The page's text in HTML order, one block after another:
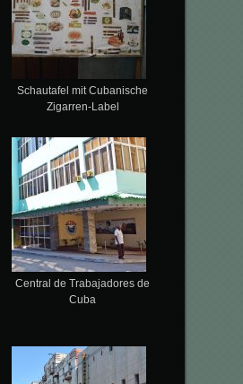
Schautafel mit Cubanische
Zigarren-Label
Central de Trabajadores de
Cuba